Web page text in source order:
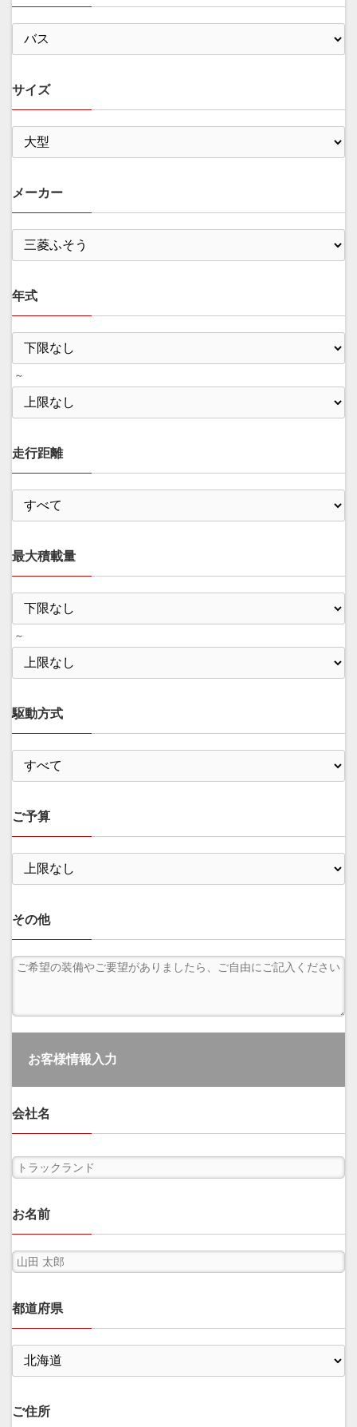
サイズ
メーカー
年式
～
走行距離
最大積載量
～
駆動方式
ご予算
その他
お客様情報入力
会社名
お名前
都道府県
ご住所